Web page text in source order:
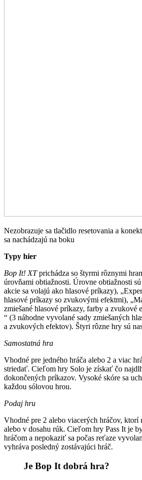
Nezobrazuje sa tlačidlo resetovania a
sa nachádzajú na boku
Typy hier
Bop It! XTprichádza so štyrmi rôznymi
úrovňami obtiažnosti. Úrovne obtiažnosti
akcie sa volajú ako hlasové príkazy),
hlasové príkazy so zvukovými efektmi),
zmiešané hlasové príkazy, farby a zvukové
“ (3 náhodne vyvolané sady zmiešaných
a zvukových efektov). Štyri rôzne hry sú
Samostatná hra
Vhodné pre jedného hráča alebo 2 a viac
striedať. Cieľom hry Solo je získať čo
dokončených príkazov. Vysoké skóre sa
každou sólovou hrou.
Podaj hru
Vhodné pre 2 alebo viacerých hráčov, ktorí
alebo v dosahu rúk. Cieľom hry Pass It je
hráčom a nepokaziť sa počas reťaze
vyhráva posledný zostávajúci hráč.
Je Bop It dobrá hra?